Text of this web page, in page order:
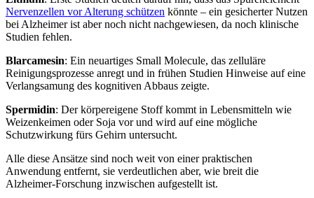
Nervenzellen vor Alterung schützen könnte – ein gesicherter Nutzen
bei Alzheimer ist aber noch nicht nachgewiesen, da noch klinische
Studien fehlen.
Blarcamesin: Ein neuartiges Small Molecule, das zelluläre
Reinigungsprozesse anregt und in frühen Studien Hinweise auf eine
Verlangsamung des kognitiven Abbaus zeigte.
Spermidin: Der körpereigene Stoff kommt in Lebensmitteln wie
Weizenkeimen oder Soja vor und wird auf eine mögliche
Schutzwirkung fürs Gehirn untersucht.
Alle diese Ansätze sind noch weit von einer praktischen
Anwendung entfernt, sie verdeutlichen aber, wie breit die
Alzheimer-Forschung inzwischen aufgestellt ist.